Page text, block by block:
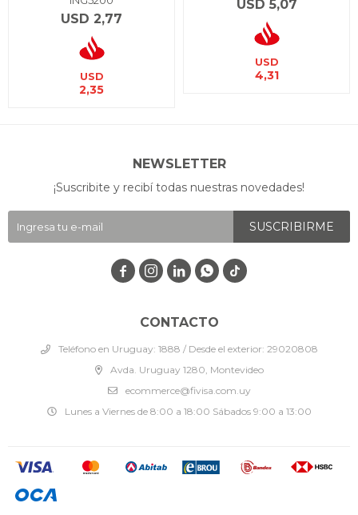
USD 2,77
USD
2,35
USD 5,07
USD
4,31
CONTACTO
Teléfono en Uruguay: 1888 / Desde el exterior: 29020808
Avda. Uruguay 1280, Montevideo
ecommerce@fivisa.com.uy
Lunes a Viernes de 8:00 a 18:00 Sábados 9:00 a 13:00
NEWSLETTER
¡Suscribite y recibí todas nuestras novedades!
SUSCRIBIRME
   